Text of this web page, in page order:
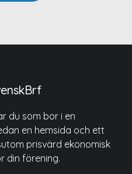
du som bor i en
en hemsida och ett
prisvärd ekonomisk
din förening.